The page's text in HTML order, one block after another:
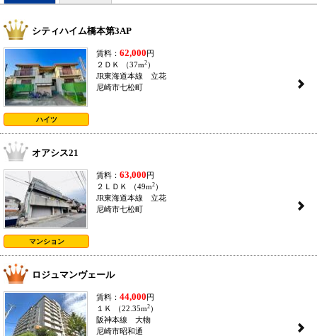
シティハイム橋本第3AP
ハイツ
賃料： 62,000円
２ＤＫ （37m2）
JR東海道本線 立花
尼崎市七松町
2
オアシス21
マンション
賃料： 63,000円
２ＬＤＫ （49m2）
JR東海道本線 立花
尼崎市七松町
2
ロジュマンヴェール
賃料： 44,000円
１Ｋ （22.35m2）
阪神本線 大物
尼崎市昭和通
2